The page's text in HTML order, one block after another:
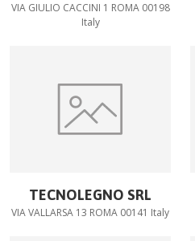
VIA GIULIO CACCINI 1 ROMA 00198
Italy
TECNOLEGNO SRL
VIA VALLARSA 13 ROMA 00141 Italy